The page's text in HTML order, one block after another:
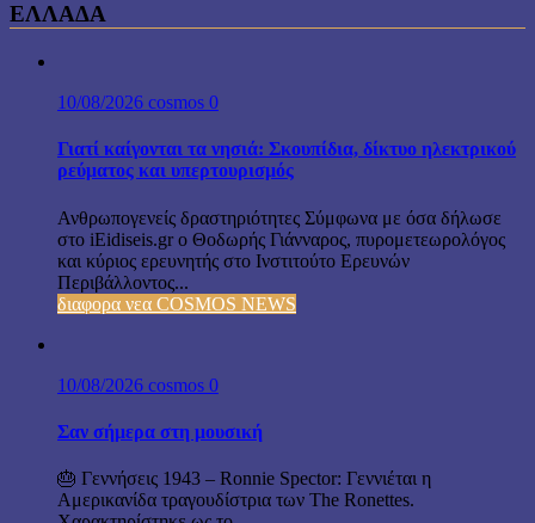
ΕΛΛΑΔΑ
10/08/2026 cosmos 0
Γιατί καίγονται τα νησιά: Σκουπίδια, δίκτυο ηλεκτρικού
ρεύματος και υπερτουρισμός
Ανθρωπογενείς δραστηριότητες Σύμφωνα με όσα δήλωσε
στο iEidiseis.gr ο Θοδωρής Γιάνναρος, πυρομετεωρολόγος
και κύριος ερευνητής στο Ινστιτούτο Ερευνών
Περιβάλλοντος...
διαφορα νεα COSMOS NEWS
10/08/2026 cosmos 0
Σαν σήμερα στη μουσική
🎂 Γεννήσεις 1943 – Ronnie Spector: Γεννιέται η
Αμερικανίδα τραγουδίστρια των The Ronettes.